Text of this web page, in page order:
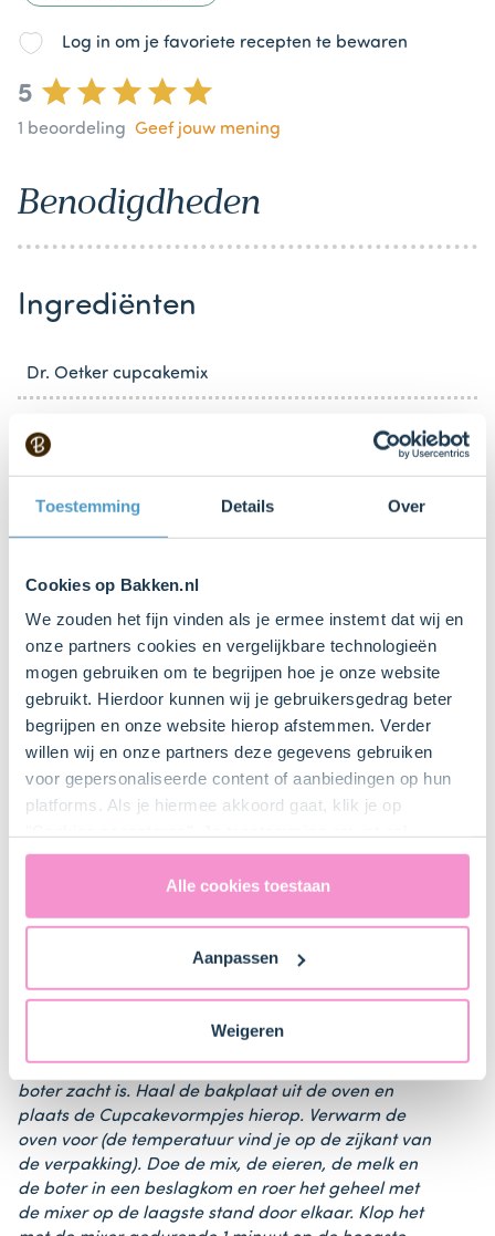
Toestemming Details Over
Cookies op Bakken.nl
We zouden het fijn vinden als je ermee instemt dat wij en
onze partners cookies en vergelijkbare technologieën
mogen gebruiken om te begrijpen hoe je onze website
gebruikt. Hierdoor kunnen wij je gebruikersgedrag beter
begrijpen en onze website hierop afstemmen. Verder
willen wij en onze partners deze gegevens gebruiken
voor gepersonaliseerde content of aanbiedingen op hun
platforms. Als je hiermee akkoord gaat, klik je op
uitdrukkelijk een eventuele gegevensoverdracht naar de
Verenigde Staten in de zin van artikel 49 AVG. Raadpleeg
ons
naar technology providers en partners in de Verenigde
Staten. Je kunt op elk moment van gedachten
Alle cookies toestaan
Aanpassen
Weigeren
Log in om je favoriete recepten te bewaren
5
1 beoordeling Geef jouw mening
Benodigdheden
Ingrediënten
Dr. Oetker cupcakemix
125 ml melk
Roze Dr. Oetker topping
Suikerhartjes als decoratie
Keukenspullen
Garde
Cupcakevormpjes
Zorg dat de eieren op kamertemperatuur zijn en de
boter zacht is. Haal de bakplaat uit de oven en
plaats de Cupcakevormpjes hierop. Verwarm de
oven voor (de temperatuur vind je op de zijkant van
de verpakking). Doe de mix, de eieren, de melk en
de boter in een beslagkom en roer het geheel met
de mixer op de laagste stand door elkaar. Klop het